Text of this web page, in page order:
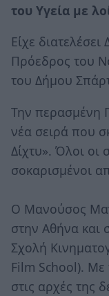
του Υγεία με
Είχε
Πρόεδρος του
του Δήμου
Την περασμένη
νέα σειρά που
Δίχτυ». Όλοι οι
σοκαρισμένοι
Ο Μανούσος
στην Αθήνα και
Σχολή
Film School). Με
στις αρχές της